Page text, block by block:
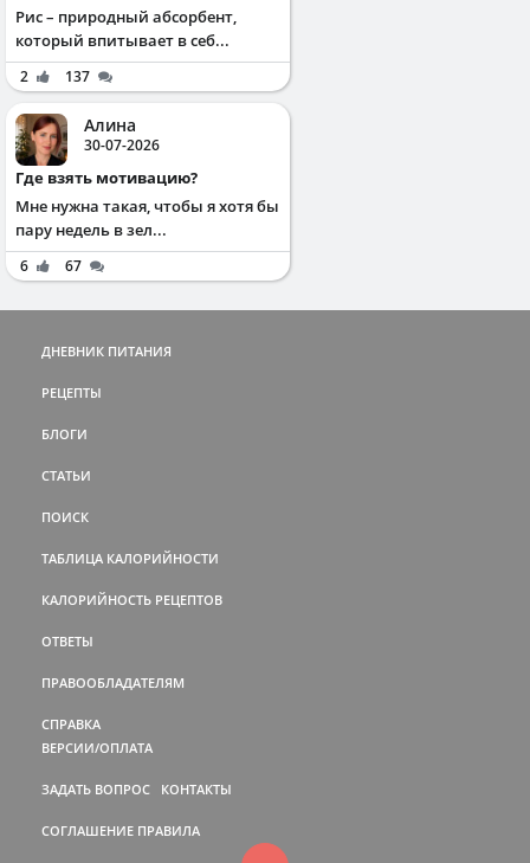
Рис – природный абсорбент,
который впитывает в себ...
2 137
Алина
30-07-2026
Где взять мотивацию?
Мне нужна такая, чтобы я хотя бы
пару недель в зел...
6 67
ДНЕВНИК ПИТАНИЯ
РЕЦЕПТЫ
БЛОГИ
СТАТЬИ
ПОИСК
ТАБЛИЦА КАЛОРИЙНОСТИ
КАЛОРИЙНОСТЬ РЕЦЕПТОВ
ОТВЕТЫ
ПРАВООБЛАДАТЕЛЯМ
СПРАВКА
ВЕРСИИ/ОПЛАТА
ЗАДАТЬ ВОПРОС КОНТАКТЫ
СОГЛАШЕНИЕ ПРАВИЛА